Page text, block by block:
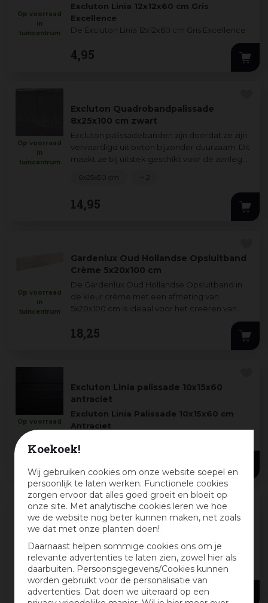
Koekoek!
Wij gebruiken cookies om onze website soepel en
persoonlijk te laten werken. Functionele cookies
zorgen ervoor dat alles goed groeit en bloeit op
onze site. Met analytische cookies leren we hoe
we de website nog beter kunnen maken, net zoals
we dat met onze planten doen!
Daarnaast helpen sommige cookies ons om je
relevante advertenties te laten zien, zowel hier als
daarbuiten. Persoonsgegevens/Cookies kunnen
worden gebruikt voor de personalisatie van
advertenties. Dat doen we uiteraard op een
Excluton Linia 12x12x60 cm Gris
Excellence
De Excluton Linia 12x12x60 cm Gris Excellence
is een veelzijdig en stijlvol element dat perfect
ges...
Op voorraad
in
tuincentrum
4,95
Excluton Quadrobandpalissade
8x25x100 cm zwart
Excluton palissadebanden zijn doordat ze zijn
vervaardigd uit beton bijzonder duurzaam. Dit
maakt ze bij uitstek geschikt voor de aanleg
Op voorraad
in
tuincentrum
14,95
6x25x50 cm + 2
Gardenlux Oud Hollandse Opsluitband
Crème 5x20x100 cm
De Gardenlux Oud Hollandse Opsluitband in
de kleur crème met een afmeting van
5x20x100 cm is ideaal voor het creëren van
bestratin
Op voorraad
in
tuincentrum
18,25
Excluton Linia palissade 10x15x60
antraciet
Excluton Linia Palissade 10x15x60 cm
Antraciet
antraciet
Op voorraad
in
tuincentrum
Excluton stapelstenen Catrock
32,5x12x10 cm nero
Excluton Catrock 32,5x12x10 cm nero zijn
gekliefde stapelblokken, gekliefd wil zeggen
dat deze Catrock stapelblokken worden
gebroken over de lengte richting. Door deze
Op voorraad
in
tuincentrum
3,50